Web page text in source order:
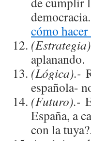
cómo
aplanando.
(Lógica).-
española-
(Futuro).-
España, a
con la